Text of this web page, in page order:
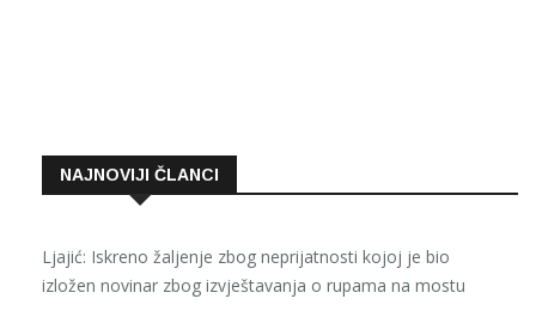
NAJNOVIJI ČLANCI
Ljajić: Iskreno žaljenje zbog neprijatnosti kojoj je bio
izložen novinar zbog izvještavanja o rupama na mostu